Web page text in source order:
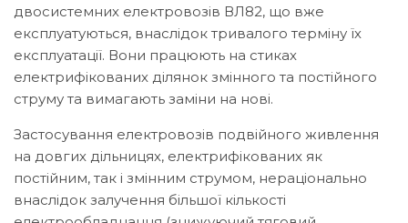
двосистемних електровозів ВЛ82, що вже
експлуатуються, внаслідок тривалого терміну їх
експлуатації. Вони працюють на стиках
електрифікованих ділянок змінного та постійного
струму та вимагають заміни на нові.
Застосування електровозів подвійного живлення
на довгих дільницях, електрифікованих як
постійним, так і змінним струмом, нераціонально
внаслідок залучення більшої кількості